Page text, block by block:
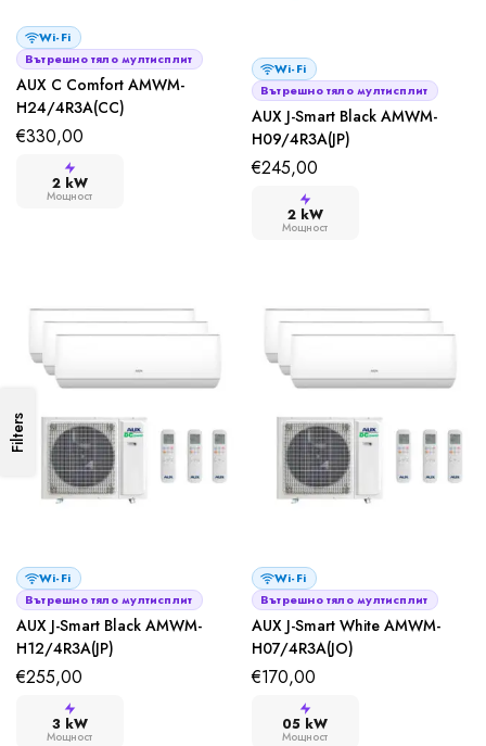
Filters
Wi-Fi
Вътрешно тяло мултисплит
AUX C Comfort AMWM-
H24/4R3A(CC)
€330,00
2 kW
Мощност
Wi-Fi
Вътрешно тяло мултисплит
AUX J-Smart Black AMWM-
H09/4R3A(JP)
€245,00
2 kW
Мощност
Wi-Fi
Вътрешно тяло мултисплит
AUX J-Smart Black AMWM-
H12/4R3A(JP)
€255,00
3 kW
Мощност
Wi-Fi
Вътрешно тяло мултисплит
AUX J-Smart White AMWM-
H07/4R3A(JO)
€170,00
05 kW
Мощност